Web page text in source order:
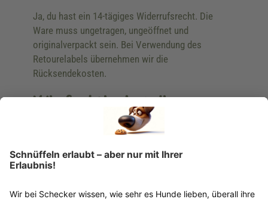
Ja, du hast ein 14-tägiges Widerrufsrecht. Die
Ware muss ungetragen, ungeöffnet und
originalverpackt sein. Bei Verwendung des
Retourelabels übernehmen wir die
Rücksendekosten.
Wie funktioniert die
Rücksendung?
Bitte fülle das Rücksendeformular aus. Dieses
findest du online. Verpacke die Artikel
Rücksendeetikett auf das Paket. Dieses kannst du